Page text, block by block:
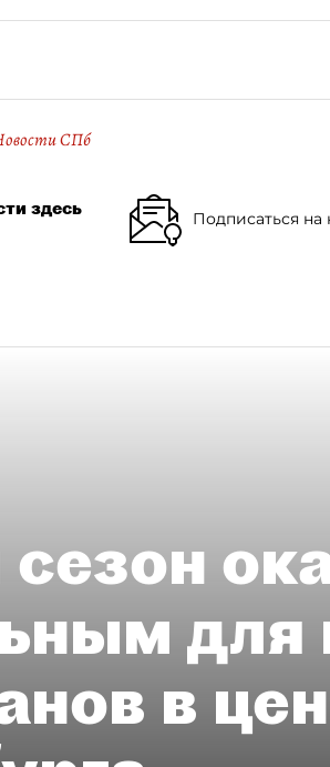
СПб
здесь Подписаться на
для
в